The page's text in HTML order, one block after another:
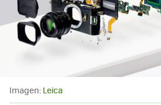
Imagen: Leica